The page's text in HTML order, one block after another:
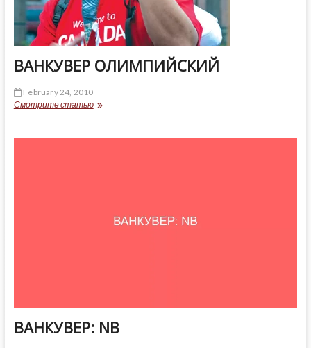
ВАНКУВЕР ОЛИМПИЙСКИЙ
February 24, 2010
Смотрите статьюВАНКУВЕР
ВАНКУВЕР: NB